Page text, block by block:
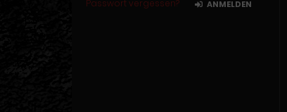
Passwort vergessen? ANMELDEN